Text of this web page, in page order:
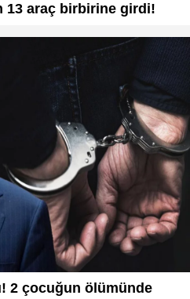
13 araç birbirine girdi!
2 çocuğun ölümünde